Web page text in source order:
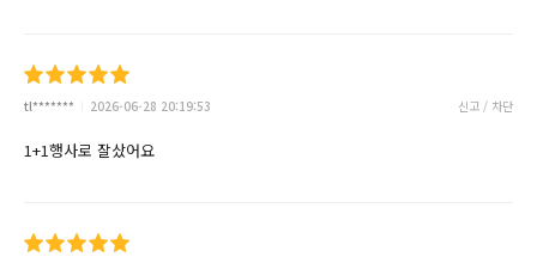
tl******* 2026-06-28 20:19:53 신고 / 차단
1+1행사로 잘샀어요